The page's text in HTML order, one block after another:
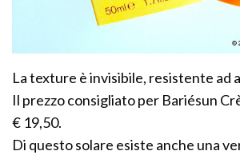
La texture è invisibile, resistente ad
Il prezzo consigliato per Bariésun
€ 19,50.
Di questo solare esiste anche una